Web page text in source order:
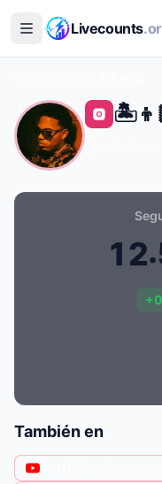
Livecounts
12.
+0
También en